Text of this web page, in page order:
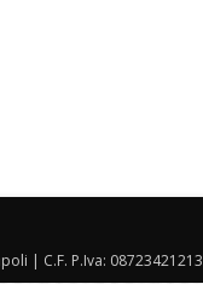
| C.F. P.Iva: 08723421213